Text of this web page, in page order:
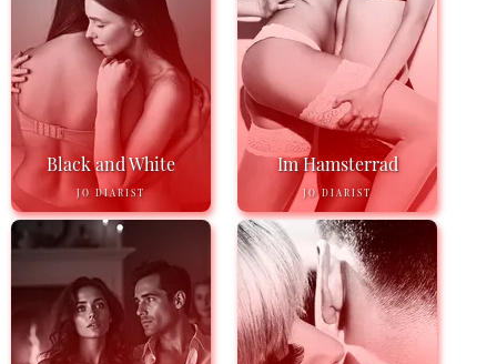
Black and White
JO DIARIST
Im Hamsterrad
JO DIARIST